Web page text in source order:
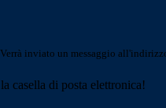
Verrà inviato un messaggio
casella di posta elettronica!